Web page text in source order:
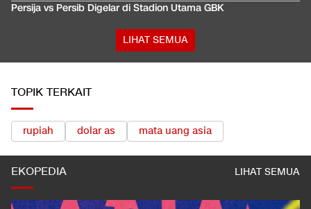
Persija vs Persib Digelar di Stadion Utama GBK
LIHAT SEMUA
TOPIK TERKAIT
rupiah dolar as mata uang asia
EKOPEDIA LIHAT SEMUA